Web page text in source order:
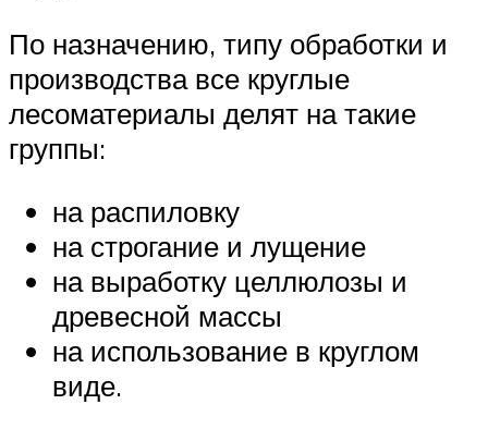
По назначению, типу обработки и
производства все круглые
лесоматериалы делят на такие
группы:
на распиловку
на строгание и лущение
на выработку целлюлозы и
древесной массы
на использование в круглом
виде.